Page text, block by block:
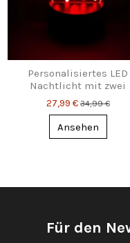
Personalisiertes LED
Nachtlicht mit zwei
Herzen, Namen &
27,99 €34,99 €
Ansehen
Für den